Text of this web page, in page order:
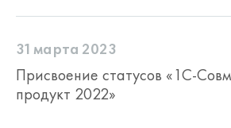
Оптимизация
31 марта 2023
Присвоение статусов «1С-
продукт 2022»